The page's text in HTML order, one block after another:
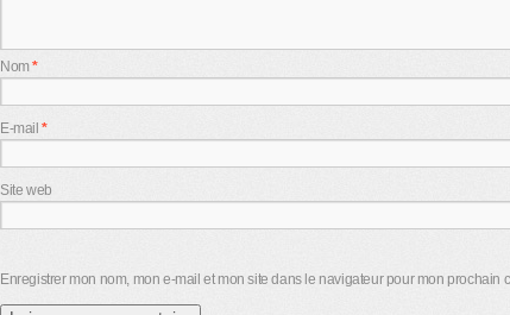
Nom*
E-mail*
Site web
Enregistrer mon nom, mon e-mail et mon site dans le navigateur pour mon prochain